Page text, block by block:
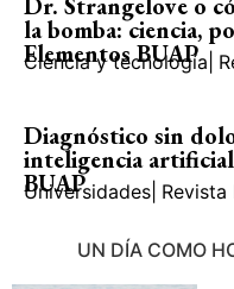
la bomba: ciencia,
Elementos BUAP
Ciencia y tecnología
Diagnóstico sin
inteligencia
BUAP
Universidades Revista
UN DÍA COMO